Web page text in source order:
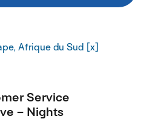
Afrique du Sud
Service
– Nights